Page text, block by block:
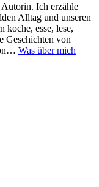
Ich erzähle
Alltag und unseren
koche, esse, lese,
Geschichten von
Was über mich